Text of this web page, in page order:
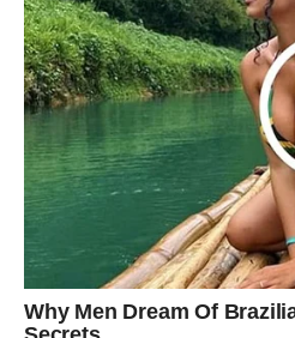
Anđeo ti šalje poruku: nova
prestaneš da se osvrćeš.
LAV – “Tvoja
potrebna svetu.”
U martu se vraća tvoja
da prestaneš da se umanjuješ
i energija nisu slučajne – one